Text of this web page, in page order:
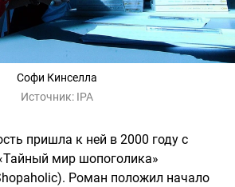
Софи Кинселла
Источник: IPA
пришла к ней в 2000 году с
мир шопоголика»
Роман положил начало